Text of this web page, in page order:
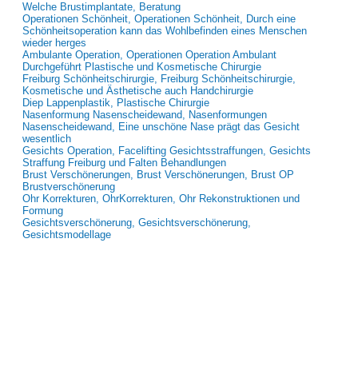
Welche Brustimplantate, Beratung
Operationen Schönheit, Operationen Schönheit, Durch eine
Schönheitsoperation kann das Wohlbefinden eines Menschen
wieder herges
Ambulante Operation, Operationen Operation Ambulant
Durchgeführt Plastische und Kosmetische Chirurgie
Freiburg Schönheitschirurgie, Freiburg Schönheitschirurgie,
Kosmetische und Ästhetische auch Handchirurgie
Diep Lappenplastik, Plastische Chirurgie
Nasenformung Nasenscheidewand, Nasenformungen
Nasenscheidewand, Eine unschöne Nase prägt das Gesicht
wesentlich
Gesichts Operation, Facelifting Gesichtsstraffungen, Gesichts
Straffung Freiburg und Falten Behandlungen
Brust Verschönerungen, Brust Verschönerungen, Brust OP
Brustverschönerung
Ohr Korrekturen, OhrKorrekturen, Ohr Rekonstruktionen und
Formung
Gesichtsverschönerung, Gesichtsverschönerung,
Gesichtsmodellage